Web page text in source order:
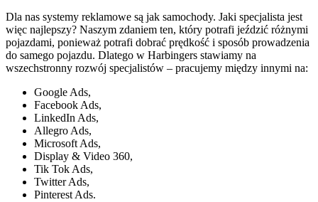
Dla nas systemy reklamowe są jak samochody. Jaki specjalista jest
więc najlepszy? Naszym zdaniem ten, który potrafi jeździć różnymi
pojazdami, ponieważ potrafi dobrać prędkość i sposób prowadzenia
do samego pojazdu. Dlatego w Harbingers stawiamy na
wszechstronny rozwój specjalistów – pracujemy między innymi na:
Google Ads,
Facebook Ads,
LinkedIn Ads,
Allegro Ads,
Microsoft Ads,
Display & Video 360,
Tik Tok Ads,
Twitter Ads,
Pinterest Ads.